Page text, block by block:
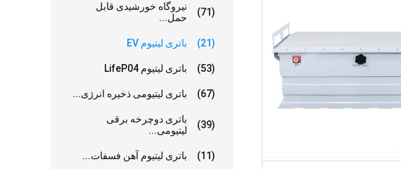
نیروگاه خورشیدی قابل
حمل...
(71)
باتری لیتیوم EV (21)
باتری لیتیوم LifeP04 (53)
باتری لیتیومی ذخیره انرژی... (67)
باتری دوچرخه برقی
لیتیومی...
(39)
باتری لیتیوم آهن فسفات... (11)